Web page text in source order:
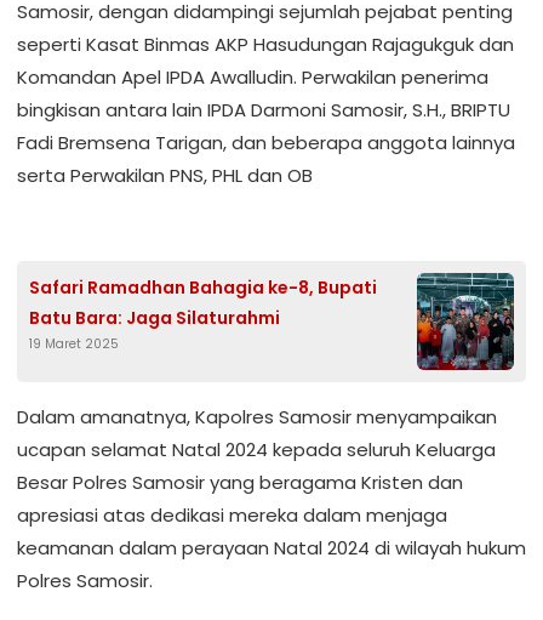
Samosir, dengan didampingi sejumlah pejabat penting
seperti Kasat Binmas AKP Hasudungan Rajagukguk dan
Komandan Apel IPDA Awalludin. Perwakilan penerima
bingkisan antara lain IPDA Darmoni Samosir, S.H., BRIPTU
Fadi Bremsena Tarigan, dan beberapa anggota lainnya
serta Perwakilan PNS, PHL dan OB
Safari Ramadhan Bahagia ke-8, Bupati
Batu Bara: Jaga Silaturahmi
19 Maret 2025
Dalam amanatnya, Kapolres Samosir menyampaikan
ucapan selamat Natal 2024 kepada seluruh Keluarga
Besar Polres Samosir yang beragama Kristen dan
apresiasi atas dedikasi mereka dalam menjaga
keamanan dalam perayaan Natal 2024 di wilayah hukum
Polres Samosir.